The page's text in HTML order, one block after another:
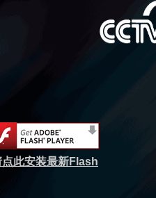
点此安装最新Flash